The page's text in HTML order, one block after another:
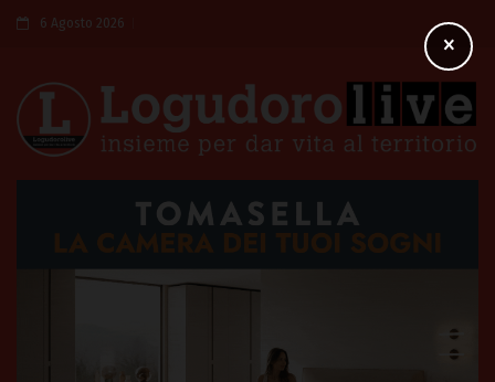
6 Agosto 2026
×